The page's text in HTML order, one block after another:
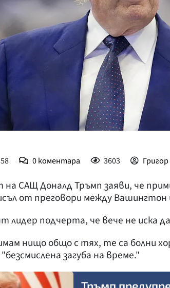
0коментара 3603
САЩ Доналд Тръмп заяви, че
от преговори между
лидер подчерта, че вече не иска
нищо общо с тях, те са болни
загуба на време."